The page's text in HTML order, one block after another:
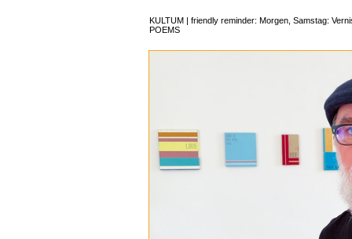
KULTUM | friendly reminder: Morgen, Samstag:
POEMS